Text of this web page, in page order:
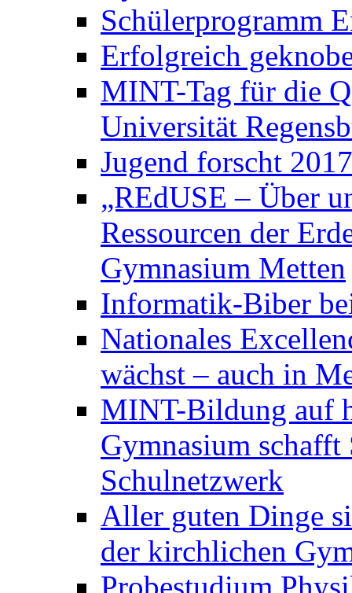
Schülerprogramm
Erfolgreich
MINT-Tag für die
Universität
Jugend forscht
„REdUSE – Über
Ressourcen der
Gymnasium Metten
Informatik-Biber
Nationales
wächst – auch in
MINT-Bildung auf
Gymnasium
Schulnetzwerk
Aller guten Dinge
der kirchlichen